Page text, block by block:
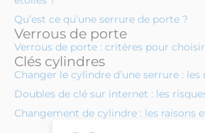
Qu’est ce qu’une serrure de porte ?
Verrous de porte
Verrous de porte : critères pour choisir
Clés cylindres
Changer le cylindre d’une serrure : les
Doubles de clé sur internet : les
Changement de cylindre : les raisons